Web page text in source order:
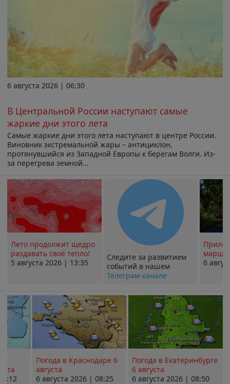
6 августа 2026 | 06:30
В Центральной России наступают самые
жаркие дни этого лета
Самые жаркие дни этого лета наступают в центре России.
Виновник экстремальной жары – антициклон,
протянувшийся из Западной Европы к берегам Волги. Из-
за перегрева земной...
Лето продолжит щедро
раздавать своё тепло!
5 августа 2026 | 13:35
Следите за развитием
событий в нашем
Телеграм-канале
6
Погода в Краснодаре 6
августа
6 августа 2026 | 08:25
Погода в Екатеринбурге
6 августа
6 августа 2026 | 08:50